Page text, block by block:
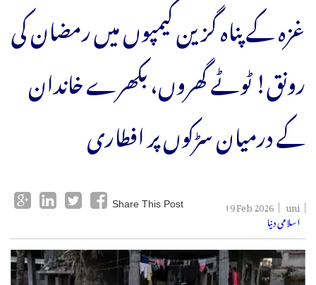
غزہ کے پناہ گزین کیمپوں میں رمضان کی
رونق! ٹوٹے گھروں، بکھرے خاندان
کے درمیان سڑکوں پر افطاری
Share This Post 19 Feb 2026 uni
اسلامی دنیا